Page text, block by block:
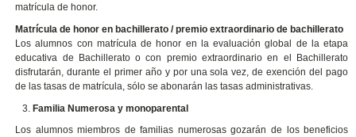
matrícula de honor.
Matrícula de honor en bachillerato / premio extraordinario de bachillerato
Los alumnos con matrícula de honor en la evaluación global de la etapa
educativa de Bachillerato o con premio extraordinario en el Bachillerato
disfrutarán, durante el primer año y por una sola vez, de exención del pago
de las tasas de matrícula, sólo se abonarán las tasas administrativas.
Familia Numerosa y monoparental
Los alumnos miembros de familias numerosas gozarán de los beneficios